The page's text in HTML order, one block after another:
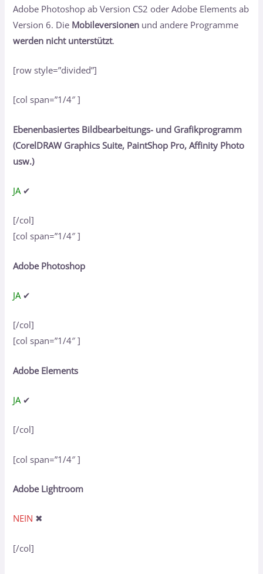
Adobe Photoshop ab Version CS2 oder Adobe Elements ab
Version 6. Die Mobileversionen und andere Programme
werden nicht unterstützt.
[row style=”divided”]
[col span=”1/4″ ]
Ebenenbasiertes Bildbearbeitungs- und Grafikprogramm
(CorelDRAW Graphics Suite, PaintShop Pro, Affinity Photo
usw.)
JA ✔
[/col]
[col span=”1/4″ ]
Adobe Photoshop
JA✔
[/col]
[col span=”1/4″ ]
Adobe Elements
JA✔
[/col]
[col span=”1/4″ ]
Adobe Lightroom
NEIN ✖
[/col]